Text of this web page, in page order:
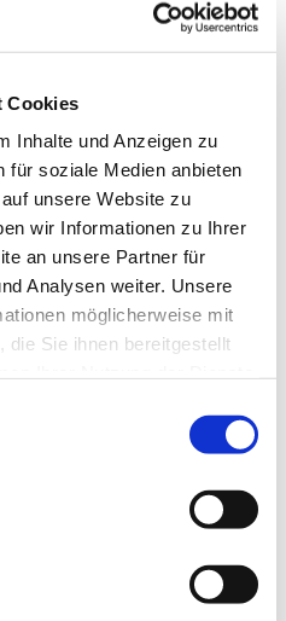
Cookies
Inhalte und Anzeigen zu
für soziale Medien anbieten
unsere Website zu
wir Informationen zu Ihrer
an unsere Partner für
Analysen weiter. Unsere
möglicherweise mit
die Sie ihnen bereitgestellt
Jungfernstieg